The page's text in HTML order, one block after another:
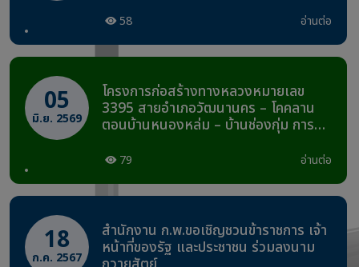
ชม.ขท.วัฒนานครและ ชมขท.อรัญประเทศ
การ รองผู้อำนวยการสำนักงานทางหลวง
จิตร วว.ทล., 10 นายพีรพงศ์ ใจพุดซา
วผ.ทล.10 และนายธีรวัฒน์ พีระ​พัฒน
พงษ์​ วบ.ทล.10 ณ ห้องประชุมแขวง
ทางหลวงสระแก้ว เพื่อกำหนดรูปแบบ
conceptual Design งานงบประมาณปี
2570
58 อ่านต่อ
05
มิ.ย. 2569
โครงการก่อสร้างทางหลวงหมายเลข
3395 สายอำเภอวัฒนานคร – โคคลาน
ตอนบ้านหนองหล่ม – บ้านช่องกุ่ม การ
ได้ดำเนินการเปิดใช้ทางเบี่ยงการจราจร
79 อ่านต่อ
18
ก.ค. 2567
สำนักงาน ก.พ.ขอเชิญชวนข้าราชการ เจ้า
หน้าที่ของรัฐ และประชาชน ร่วมลงนาม